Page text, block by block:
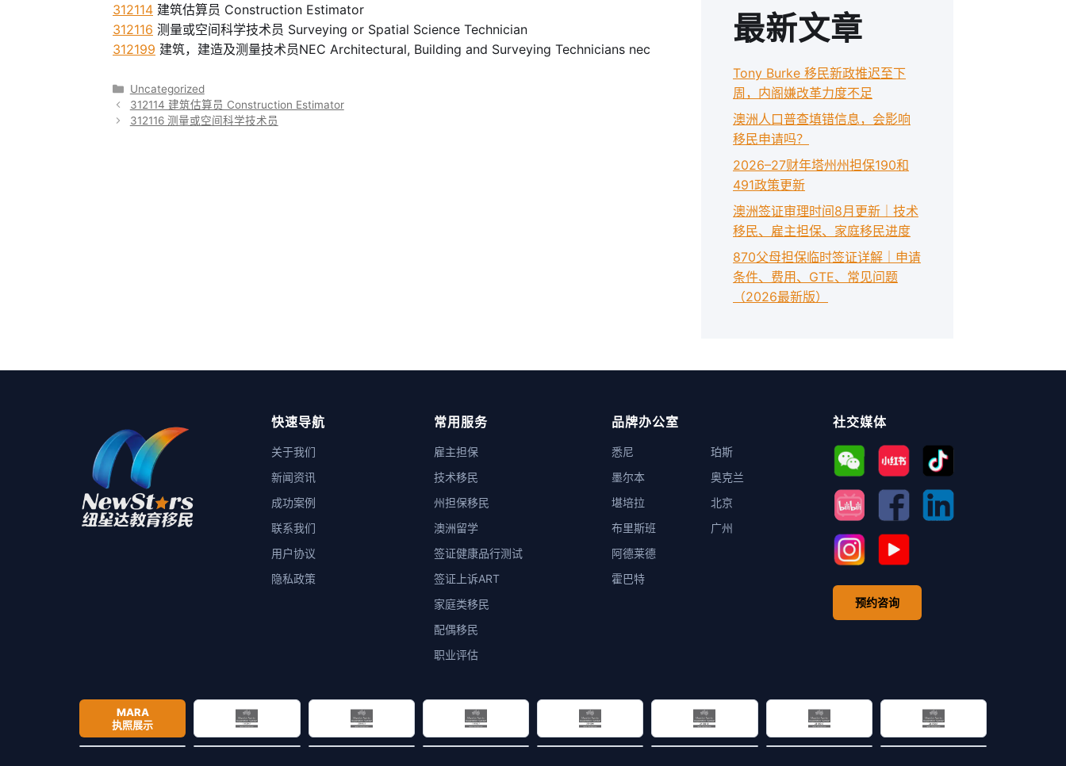
312114 建筑估算员 Construction Estimator
312116 测量或空间科学技术员 Surveying or Spatial Science Technician
312199 建筑，建造及测量技术员NEC Architectural, Building and Surveying Technicians nec
分
类
Uncategorized
312114 建筑估算员 Construction Estimator
312116 测量或空间科学技术员
最新文章
Tony Burke 移民新政推迟至下
周，内阁嫌改革力度不足
澳洲人口普查填错信息，会影响
移民申请吗？
2026–27财年塔州州担保190和
491政策更新
澳洲签证审理时间8月更新｜技术
移民、雇主担保、家庭移民进度
870父母担保临时签证详解｜申请
条件、费用、GTE、常见问题
（2026最新版）
快速导航
关于我们
新闻资讯
成功案例
联系我们
用户协议
隐私政策
常用服务
雇主担保
技术移民
州担保移民
澳洲留学
签证健康品行测试
签证上诉ART
家庭类移民
配偶移民
职业评估
品牌办公室
悉尼
墨尔本
堪培拉
布里斯班
阿德莱德
霍巴特
珀斯
奥克兰
北京
广州
社交媒体
预约咨询
MARA
执照展示